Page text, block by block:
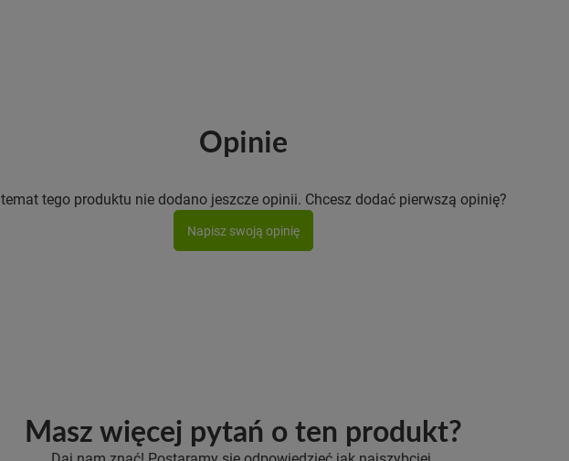
Opinie
tego produktu nie dodano jeszcze opinii. Chcesz dodać pierwszą opinię?
Napisz swoją opinię
Masz więcej pytań o ten produkt?